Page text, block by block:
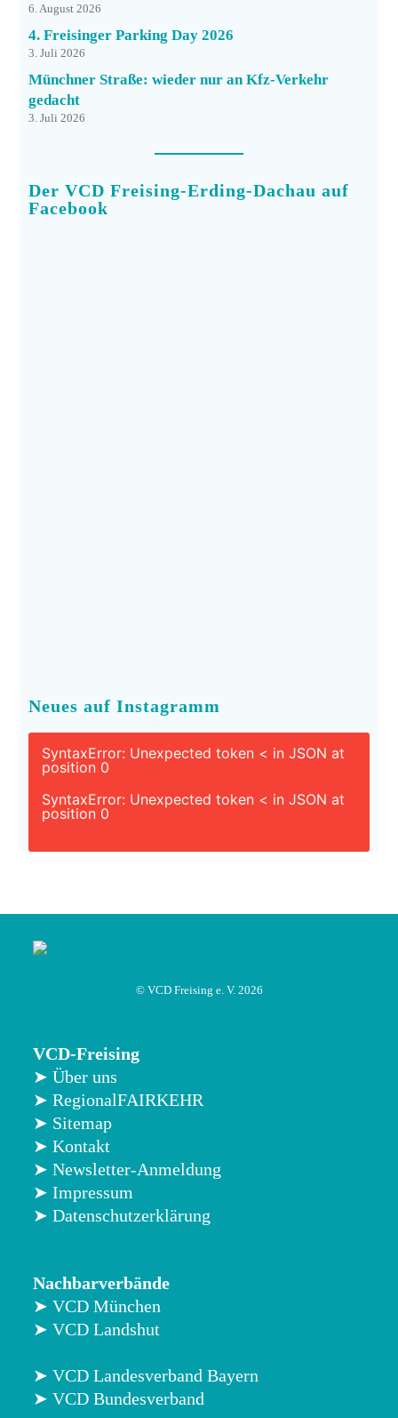
6. August 2026
4. Freisinger Parking Day 2026
3. Juli 2026
Münchner Straße: wieder nur an Kfz-Verkehr
gedacht
3. Juli 2026
Der VCD Freising-Erding-Dachau auf
Facebook
Neues auf Instagramm
SyntaxError: Unexpected token < in JSON at
position 0
SyntaxError: Unexpected token < in JSON at
position 0
© VCD Freising e. V. 2026
VCD-Freising
➤ Über uns
➤ RegionalFAIRKEHR
➤ Sitemap
➤ Kontakt
➤ Newsletter-Anmeldung
➤ Impressum
➤ Datenschutzerklärung
Nachbarverbände
➤ VCD München
➤ VCD Landshut
➤ VCD Landesverband Bayern
➤ VCD Bundesverband